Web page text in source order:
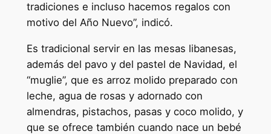
tradiciones e incluso hacemos regalos con
motivo del Año Nuevo”, indicó.
Es tradicional servir en las mesas libanesas,
además del pavo y del pastel de Navidad, el
“muglie”, que es arroz molido preparado con
leche, agua de rosas y adornado con
almendras, pistachos, pasas y coco molido, y
que se ofrece también cuando nace un bebé